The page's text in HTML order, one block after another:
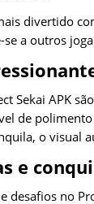
divertido
se a outros
Sekai APK
de
o visual
e
desafios no